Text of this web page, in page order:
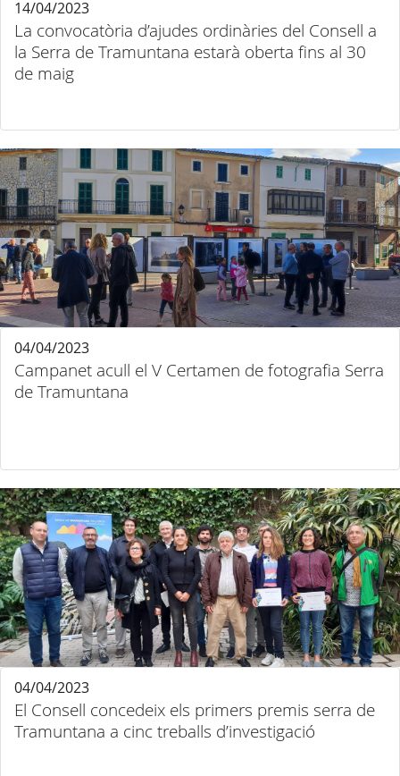
La convocatòria d’ajudes ordinàries del Consell a
la Serra de Tramuntana estarà oberta fins al 30
de maig
14/04/2023
Campanet acull el V Certamen de fotografia Serra
de Tramuntana
04/04/2023
El Consell concedeix els primers premis serra de
Tramuntana a cinc treballs d’investigació
04/04/2023